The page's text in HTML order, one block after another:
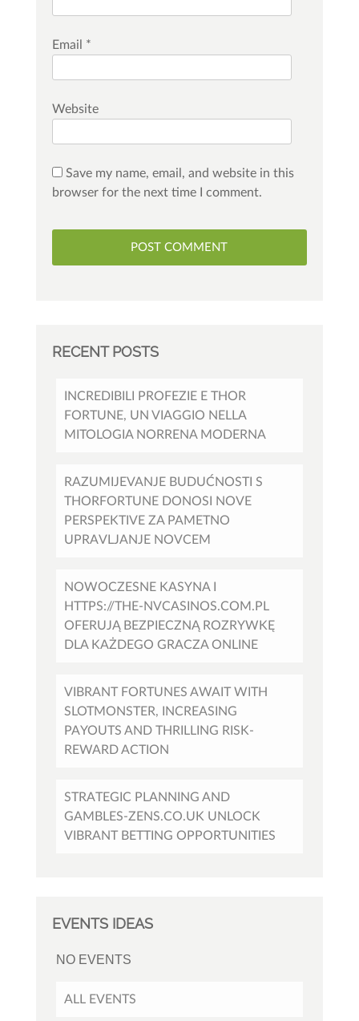
Email *
Website
Save my name, email, and website in this
browser for the next time I comment.
RECENT POSTS
INCREDIBILI PROFEZIE E THOR
FORTUNE, UN VIAGGIO NELLA
MITOLOGIA NORRENA MODERNA
RAZUMIJEVANJE BUDUĆNOSTI S
THORFORTUNE DONOSI NOVE
PERSPEKTIVE ZA PAMETNO
UPRAVLJANJE NOVCEM
NOWOCZESNE KASYNA I
HTTPS://THE-NVCASINOS.COM.PL
OFERUJĄ BEZPIECZNĄ ROZRYWKĘ
DLA KAŻDEGO GRACZA ONLINE
VIBRANT FORTUNES AWAIT WITH
SLOTMONSTER, INCREASING
PAYOUTS AND THRILLING RISK-
REWARD ACTION
STRATEGIC PLANNING AND
GAMBLES-ZENS.CO.UK UNLOCK
VIBRANT BETTING OPPORTUNITIES
EVENTS IDEAS
NO EVENTS
ALL EVENTS